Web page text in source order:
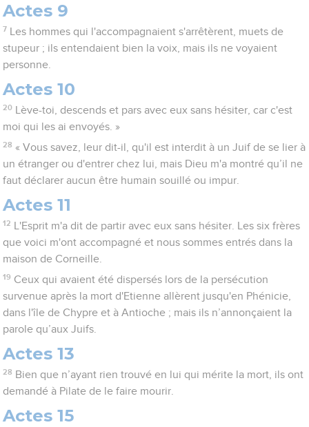
Actes 9
7
Les hommes qui l'accompagnaient s'arrêtèrent, muets de
stupeur ; ils entendaient bien la voix, mais ils ne voyaient
personne.
Actes 10
20
Lève-toi, descends et pars avec eux sans hésiter, car c'est
moi qui les ai envoyés. »
28 « Vous savez, leur dit-il, qu'il est interdit à un Juif de se lier à
un étranger ou d'entrer chez lui, mais Dieu m'a montré qu’il ne
faut déclarer aucun être humain souillé ou impur.
Actes 11
12
L'Esprit m'a dit de partir avec eux sans hésiter. Les six frères
que voici m'ont accompagné et nous sommes entrés dans la
maison de Corneille.
19 Ceux qui avaient été dispersés lors de la persécution
survenue après la mort d'Etienne allèrent jusqu'en Phénicie,
dans l'île de Chypre et à Antioche ; mais ils n’annonçaient la
parole qu’aux Juifs.
Actes 13
28 Bien que n’ayant rien trouvé en lui qui mérite la mort, ils ont
demandé à Pilate de le faire mourir.
Actes 15